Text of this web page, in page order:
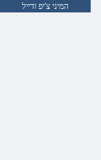
המיני צ'יפ ודייל